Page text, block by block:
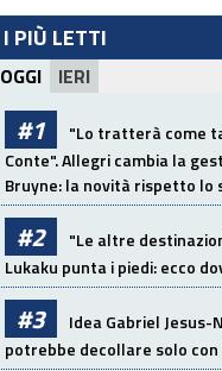
I PIÙ LETTI
OGGI IERI
#1
"Lo tratterà come
Conte". Allegri cambia la
Bruyne: la novità rispetto lo
#2
"Le altre
Lukaku punta i piedi: ecco
#3
Idea Gabriel
potrebbe decollare solo con